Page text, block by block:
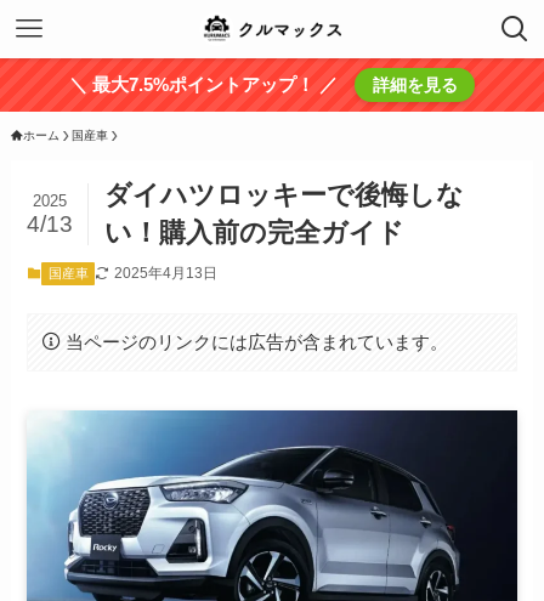
＼ 最大7.5%ポイントアップ！ ／ 詳細を見る
ホーム 国産車
ダイハツロッキーで後悔しな
い！購入前の完全ガイド
2025
4/13
国産車 2025年4月13日
当ページのリンクには広告が含まれています。